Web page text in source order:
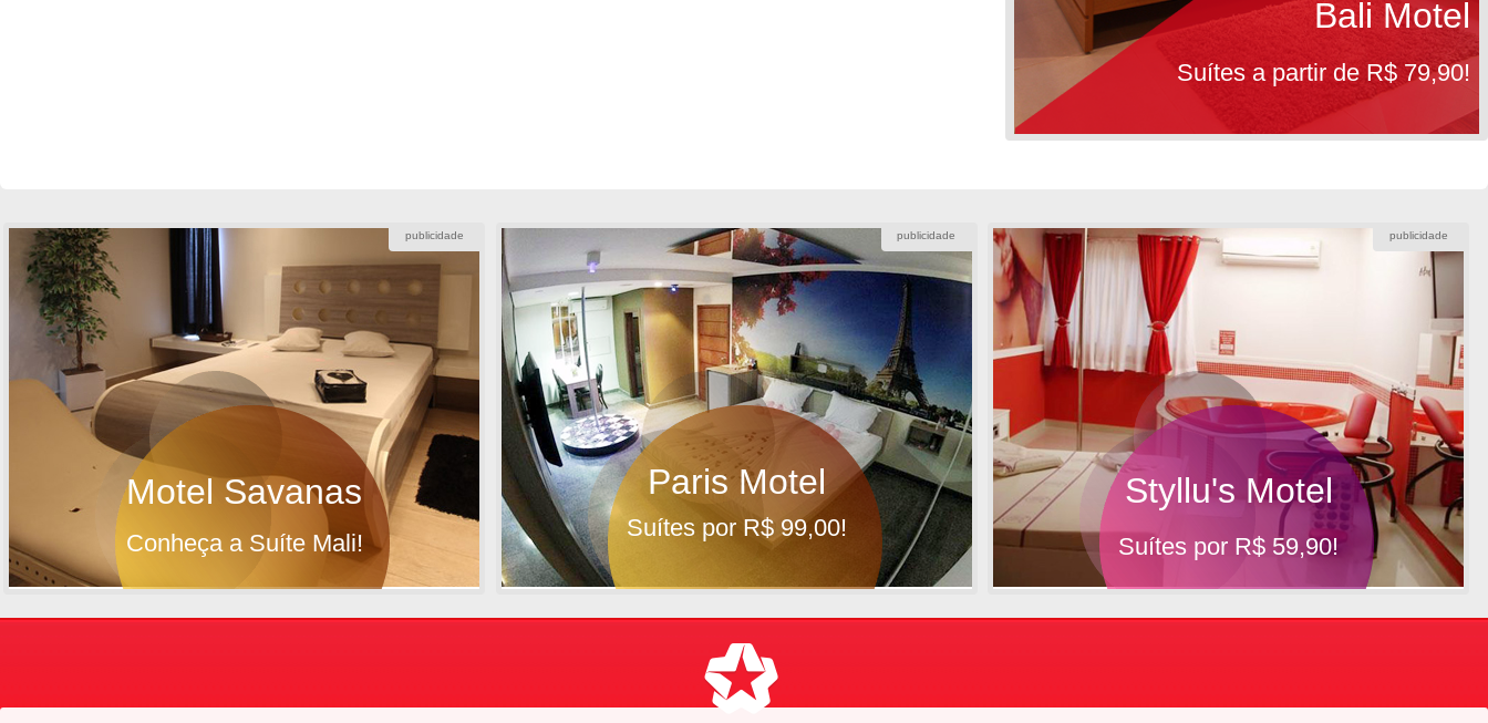
Bali Motel
Suítes a partir de R$ 79,90!
publicidade
Motel Savanas
Conheça a Suíte Mali!
publicidade
Paris Motel
Suítes por R$ 99,00!
publicidade
Suítes por R$ 59,90!
Styllu's Motel